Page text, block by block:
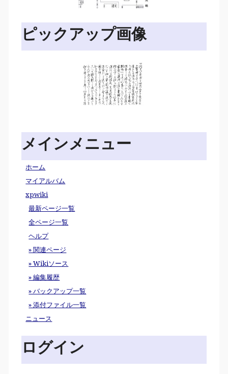
ピックアップ画像
メインメニュー
ホーム
マイアルバム
xpwiki
最新ページ一覧
全ページ一覧
ヘルプ
» 関連ページ
» Wikiソース
» 編集履歴
» バックアップ一覧
» 添付ファイル一覧
ニュース
ログイン